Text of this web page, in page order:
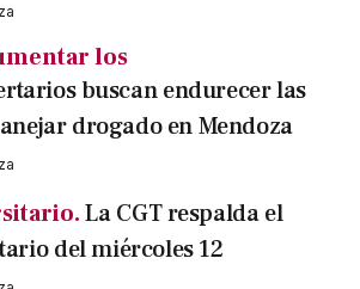
los
buscan endurecer las
drogado en Mendoza
La CGT respalda el
del miércoles 12